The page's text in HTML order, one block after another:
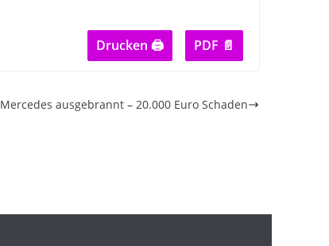
Drucken 🖨 PDF 📄
Mercedes ausgebrannt – 20.000 Euro Schaden